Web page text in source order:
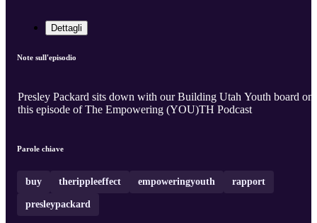
Dettagli
Note sull'episodio
Presley Packard sits down with our Building Utah Youth board on
this episode of The Empowering (YOU)TH Podcast
Parole chiave
buy therippleeffect empoweringyouth rapport
presleypackard